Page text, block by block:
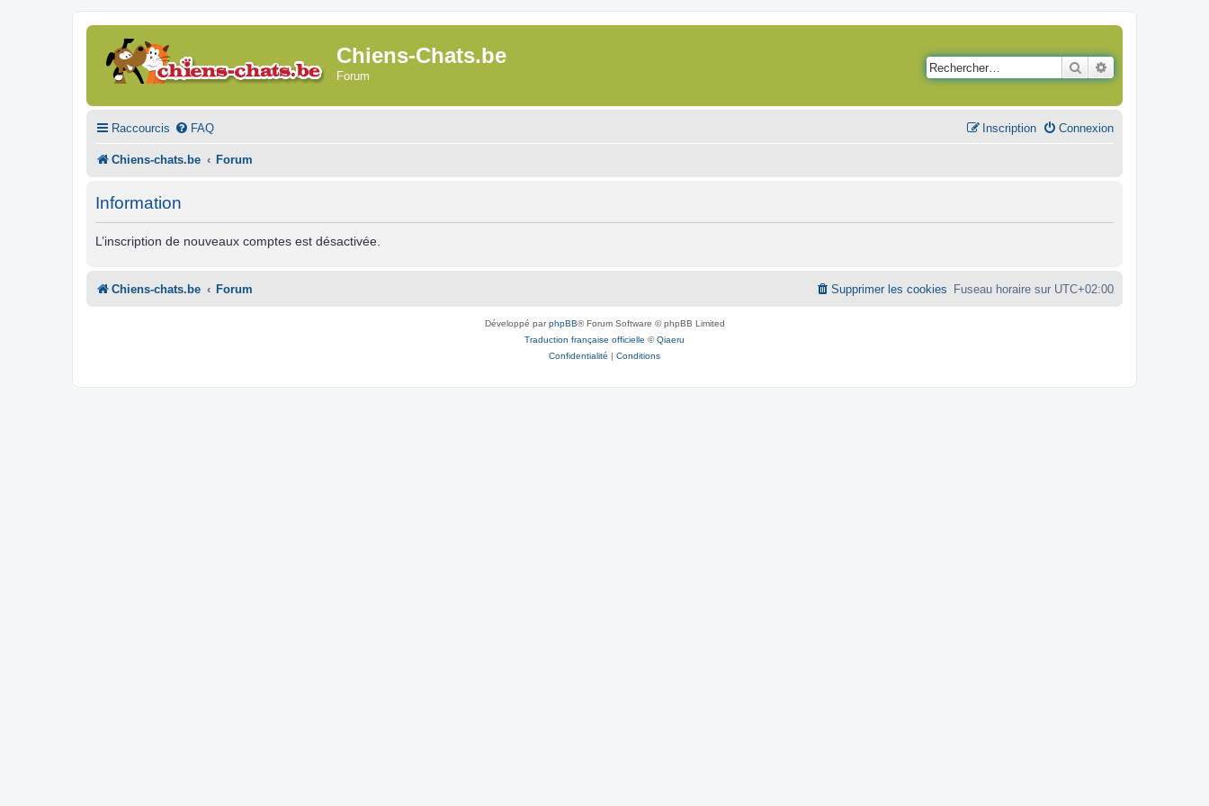
Chiens-Chats.be
Forum
Rechercher
Raccourcis FAQ Connexion
Inscription
Chiens-chats.be Forum
Information
L’inscription de nouveaux comptes est désactivée.
Chiens-chats.be Forum Fuseau horaire sur UTC+02:00
Supprimer les cookies
Développé parphpBB® Forum Software © phpBB Limited
Traduction française officielle ©Qiaeru
Confidentialité | Conditions